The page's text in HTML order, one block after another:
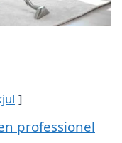
professionel